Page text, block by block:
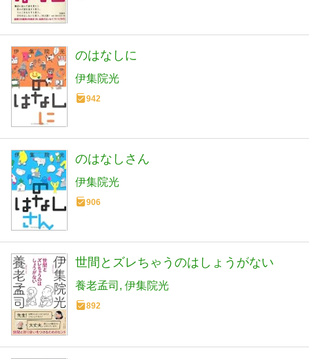
のはなしに
伊集院光
942
のはなしさん
伊集院光
906
世間とズレちゃうのはしょうがない
養老孟司 伊集院光
892